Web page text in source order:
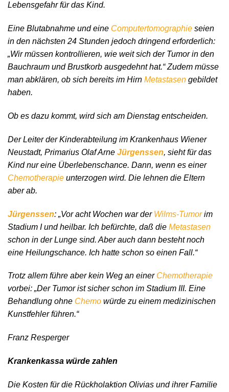
Lebensgefahr für das Kind.
Eine Blutabnahme und eine Computertomographie seien
in den nächsten 24 Stunden jedoch dringend erforderlich:
„Wir müssen kontrollieren, wie weit sich der Tumor in den
Bauchraum und Brustkorb ausgedehnt hat.“ Zudem müsse
man abklären, ob sich bereits im Hirn Metastasen gebildet
haben.
Ob es dazu kommt, wird sich am Dienstag entscheiden.
Der Leiter der Kinderabteilung im Krankenhaus Wiener
Neustadt, Primarius Olaf Arne Jürgenssen, sieht für das
Kind nur eine Überlebenschance. Dann, wenn es einer
Chemotherapie unterzogen wird. Die lehnen die Eltern
aber ab.
Jürgenssen: „Vor acht Wochen war der Wilms-Tumorim
Stadium I und heilbar. Ich befürchte, daß die Metastasen
schon in der Lunge sind. Aber auch dann besteht noch
eine Heilungschance. Ich hatte schon so einen Fall.“
Trotz allem führe aber kein Weg an einer Chemotherapie
vorbei: „Der Tumor ist sicher schon im Stadium III. Eine
Behandlung ohne Chemo würde zu einem medizinischen
Kunstfehler führen.“
Franz Resperger
Krankenkassa würde zahlen
Die Kosten für die Rückholaktion Olivias und ihrer Familie